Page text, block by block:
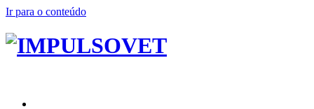
Ir para o conteúdo